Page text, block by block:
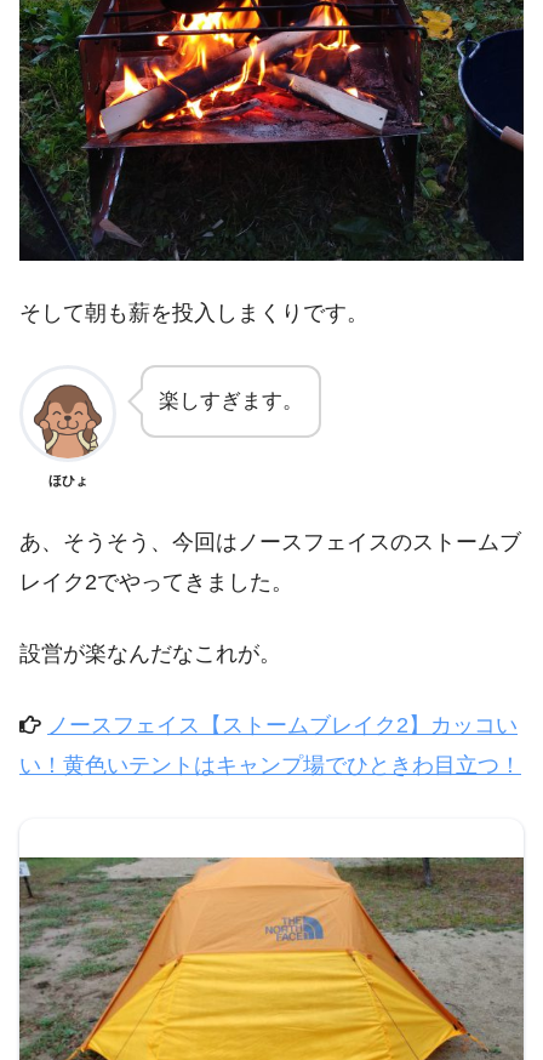
そして朝も薪を投入しまくりです。
ほひょ
楽しすぎます。
あ、そうそう、今回はノースフェイスのストームブ
レイク2でやってきました。
設営が楽なんだなこれが。
ノースフェイス【ストームブレイク2】カッコい
い！黄色いテントはキャンプ場でひときわ目立つ！